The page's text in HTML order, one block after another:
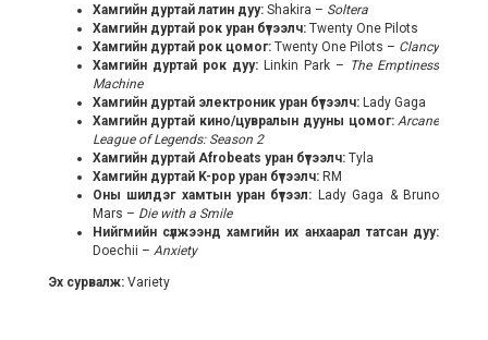
Хамгийн дуртай латин дуу:Shakira – Soltera
Хамгийн дуртай рок уран бүтээлч:Twenty One Pilots
Хамгийн дуртай рок цомог:Twenty One Pilots – Clancy
Хамгийн дуртай рок дуу:Linkin Park – The Emptiness
Machine
Хамгийн дуртай электроник уран бүтээлч:Lady Gaga
Хамгийн дуртай кино/цувралын дууны цомог: Arcane
League of Legends: Season 2
Хамгийн дуртай Afrobeats уран бүтээлч:Tyla
Хамгийн дуртай K-pop уран бүтээлч:RM
Оны шилдэг хамтын уран бүтээл: Lady Gaga & Bruno
Mars – Die with a Smile
Нийгмийн сүлжээнд хамгийн их анхаарал татсан дуу:
Doechii – Anxiety
Эх сурвалж:Variety